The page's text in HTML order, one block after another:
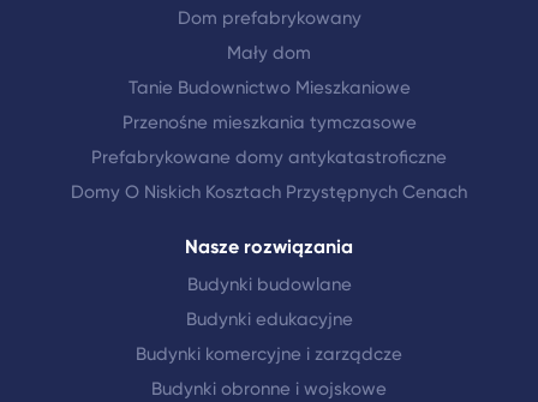
Dom prefabrykowany
Mały dom
Tanie Budownictwo Mieszkaniowe
Przenośne mieszkania tymczasowe
Prefabrykowane domy antykatastroficzne
Domy O Niskich Kosztach Przystępnych Cenach
Nasze rozwiązania
Budynki budowlane
Budynki edukacyjne
Budynki komercyjne i zarządcze
Budynki obronne i wojskowe